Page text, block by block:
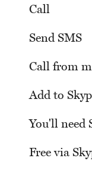
Call
Send SMS
Call from
Add to
You'll need
Free via